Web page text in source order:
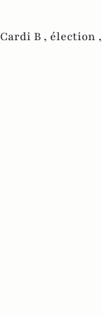
Cardi B , élection ,